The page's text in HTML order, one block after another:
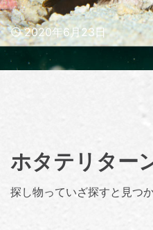
Published
2020年6月23日
ホタテリター
探し物っていざ探すと見つか